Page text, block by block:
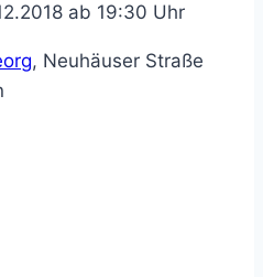
ab 19:30 Uhr
, Neuhäuser Straße